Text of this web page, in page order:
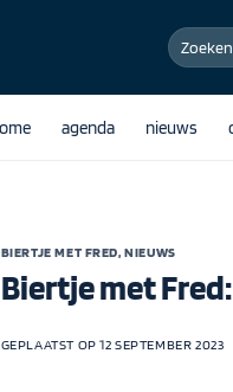
Zoeken
naar:
agenda nieuws
BIERTJE MET FRED,NIEUWS
Biertje met
GEPLAATST OP12 SEPTEMBER 2023